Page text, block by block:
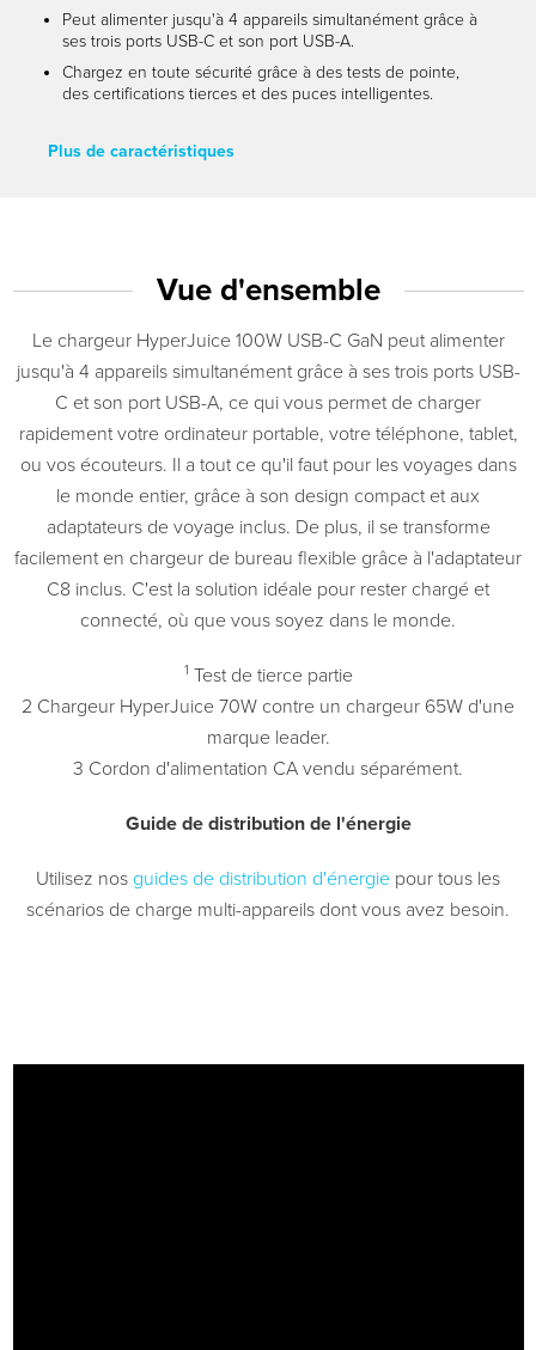
Peut alimenter jusqu'à 4 appareils simultanément grâce à
ses trois ports USB-C et son port USB-A.
Chargez en toute sécurité grâce à des tests de pointe,
des certifications tierces et des puces intelligentes.
Plus de caractéristiques
Vue d'ensemble
Le chargeur HyperJuice 100W USB-C GaN peut alimenter
jusqu'à 4 appareils simultanément grâce à ses trois ports USB-
C et son port USB-A, ce qui vous permet de charger
rapidement votre ordinateur portable, votre téléphone, tablet,
ou vos écouteurs. Il a tout ce qu'il faut pour les voyages dans
le monde entier, grâce à son design compact et aux
adaptateurs de voyage inclus. De plus, il se transforme
facilement en chargeur de bureau flexible grâce à l'adaptateur
C8 inclus. C'est la solution idéale pour rester chargé et
connecté, où que vous soyez dans le monde.
1 Test de tierce partie
2 Chargeur HyperJuice 70W contre un chargeur 65W d'une
marque leader.
3 Cordon d'alimentation CA vendu séparément.
Guide de distribution de l'énergie
Utilisez nos guides de distribution d'énergie pour tous les
scénarios de charge multi-appareils dont vous avez besoin.